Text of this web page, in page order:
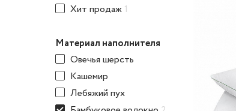
Хит продаж 1
Материал наполнителя
Овечья шерсть
Кашемир
Лебяжий пух